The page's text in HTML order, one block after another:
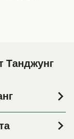
Танджунг
после вашей
на